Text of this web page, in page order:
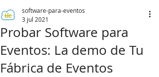
Probar Software para
Eventos: La demo de Tu
Fábrica de Eventos
software-para-eventos
3 jul 2021